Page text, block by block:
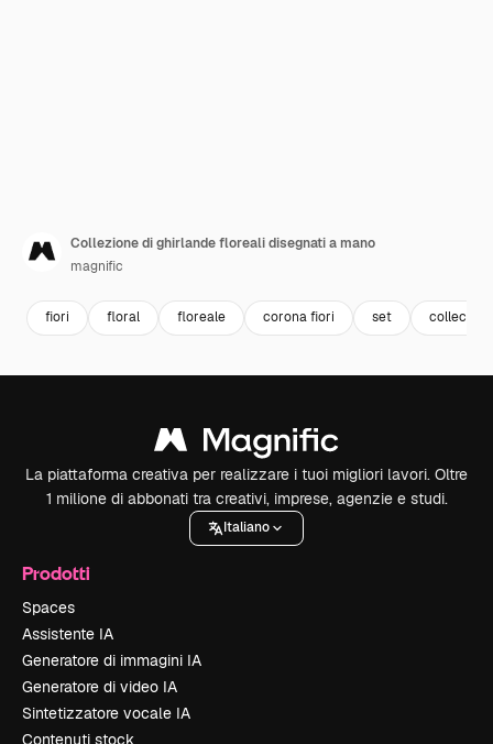
Collezione di ghirlande floreali disegnati a mano
magnific
fiori floral floreale corona fiori set collection
La piattaforma creativa per realizzare i tuoi migliori lavori. Oltre
1 milione di abbonati tra creativi, imprese, agenzie e studi.
Italiano
Prodotti
Spaces
Assistente IA
Generatore di immagini IA
Generatore di video IA
Sintetizzatore vocale IA
Contenuti stock